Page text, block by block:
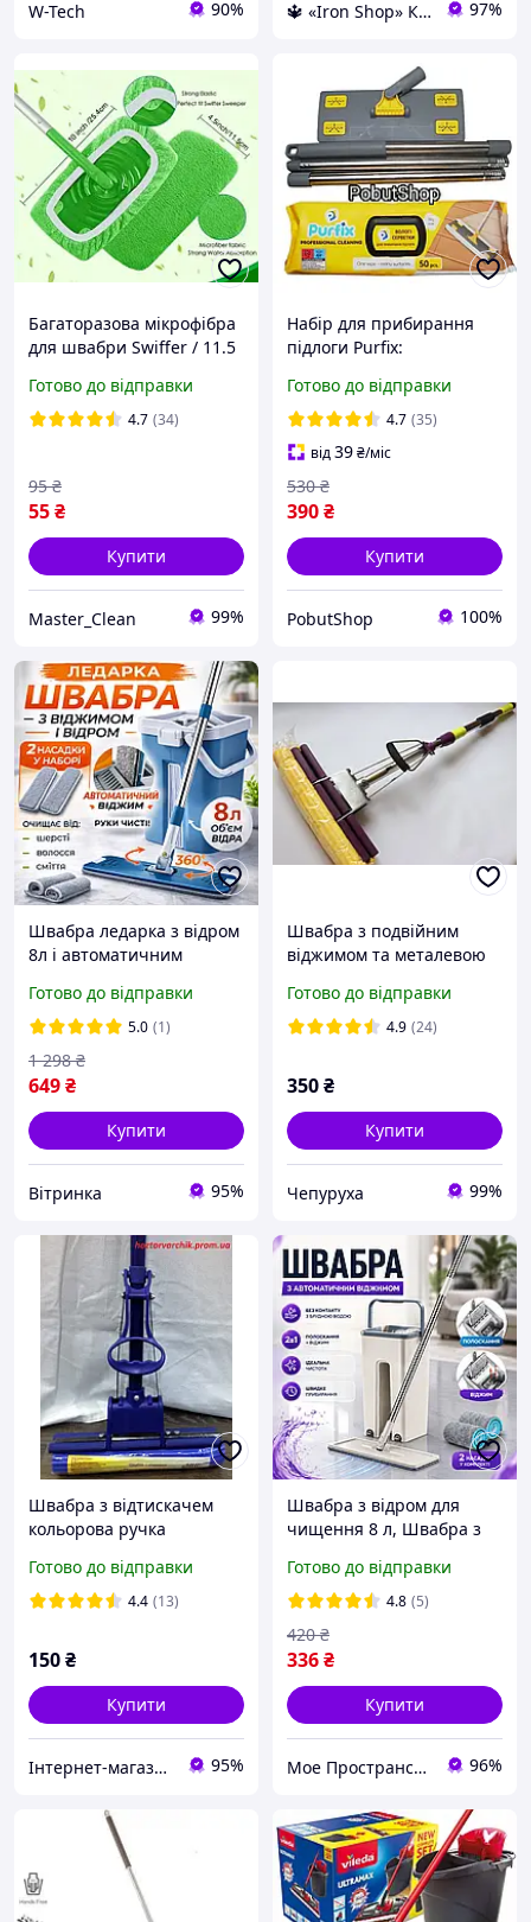
W-Tech 90% 🔱 «Iron Shop» Компетентність! Якість товару! Швидка відправка! ✅ 97%
Багаторазова мікрофібра
для швабри Swiffer / 11.5
для стандартної швабри
Свіффер)
Готово до відправки
4.7 (34)
55₴
95 ₴
Купити
Master_Clean 99%
Набір для прибирання
підлоги Purfix:
полотер та упаковка
вологих серветок (50шт)
Готово до відправки
4.7 (35)
від39₴/міс
390₴
530 ₴
Купити
PobutShop 100%
Швабра ледарка з відром
8л і автоматичним
два відсіки, дві насадки зі
складною ручкою для
прибирання
Готово до відправки
5.0 (1)
649₴
1 298 ₴
Купити
Вітринка 95%
Швабра з подвійним
віджимом та металевою
Готово до відправки
4.9 (24)
350₴
Купити
Чепуруха 99%
Швабра з відтискачем
кольорова ручка
Готово до відправки
4.4 (13)
150₴
Купити
Інтернет-магазин "Хозяин" 95%
Швабра з відром для
чищення 8 л, Швабра з
віджиманням для дому
Готово до відправки
4.8 (5)
336₴
420 ₴
Купити
Мое Пространство 96%